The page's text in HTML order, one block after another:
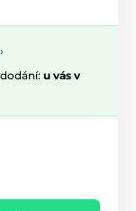
u vás v